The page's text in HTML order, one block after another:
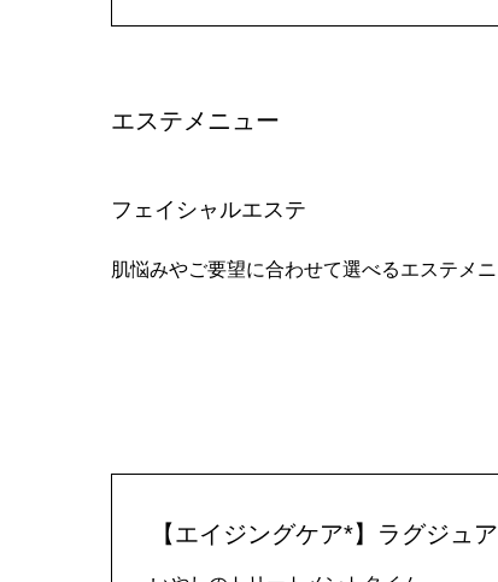
エステメニュー
フェイシャルエステ
肌悩みやご要望に合わせて選べるエステメニ
【エイジングケア*】ラグジュ